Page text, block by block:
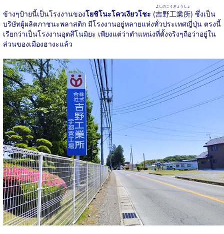
ข้างๆป้ายนี้เป็นโรงงานของโยชิโนะโควเงียวโชะ (吉野工業所
よしのこうぎょうしょ
) ซึ่งเป็น
บริษัทผู้ผลิตภาชนะพลาสติก มีโรงงานอยู่หลายแห่งทั่วประเทศญี่ปุ่น ตรงนี้
เรียกว่าเป็นโรงงานอุตสึโนมิยะ เพียงแต่ว่าตำแหน่งที่ตั้งจริงๆถือว่าอยู่ใน
ส่วนของเมืองฮางะแล้ว